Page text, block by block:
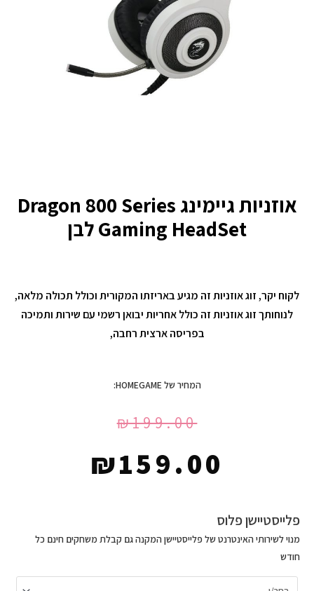
אוזניות גיימינג Dragon 800 Series
Gaming HeadSet לבן
לקוח יקר, זוג אוזניות זה מגיע באריזתו המקורית וכולל תכולה מלאה,
לנוחותך זוג אוזניות זה כולל אחריות יבואן רשמי עם שירות ותמיכה
בפריסה ארצית רחבה,
המחיר של HOMEGAME:
₪199.00
₪159.00
פלייסטיישן פלוס
מנוי לשירותי האינטרנט של פלייסטיישן המקנה גם קבלת משחקים חינם כל
חודש
כמות